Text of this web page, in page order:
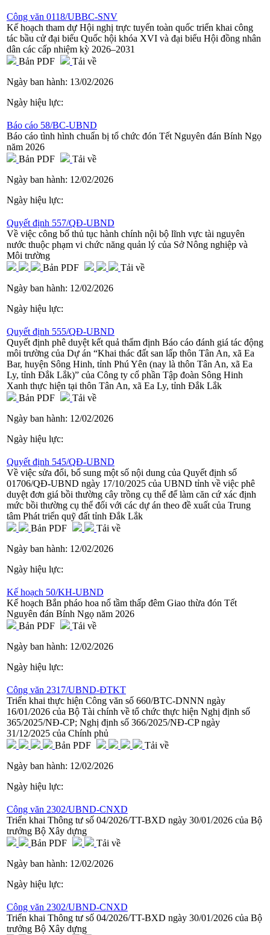
Công văn 0118/UBBC-SNV
Kế hoạch tham dự Hội nghị trực tuyến toàn quốc triển khai công
tác bầu cử đại biểu Quốc hội khóa XVI và đại biểu Hội đồng nhân
dân các cấp nhiệm kỳ 2026–2031
Bản PDF
Tải về
Ngày ban hành: 13/02/2026
Ngày hiệu lực:
Báo cáo 58/BC-UBND
Báo cáo tình hình chuẩn bị tổ chức đón Tết Nguyên đán Bính Ngọ
năm 2026
Bản PDF
Tải về
Ngày ban hành: 12/02/2026
Ngày hiệu lực:
Quyết định 557/QĐ-UBND
Về việc công bố thủ tục hành chính nội bộ lĩnh vực tài nguyên
nước thuộc phạm vi chức năng quản lý của Sở Nông nghiệp và
Môi trường
Bản PDF
Tải về
Ngày ban hành: 12/02/2026
Ngày hiệu lực:
Quyết định 555/QĐ-UBND
Quyết định phê duyệt kết quả thẩm định Báo cáo đánh giá tác động
môi trường của Dự án “Khai thác đất san lấp thôn Tân An, xã Ea
Bar, huyện Sông Hinh, tỉnh Phú Yên (nay là thôn Tân An, xã Ea
Ly, tỉnh Đắk Lắk)” của Công ty cổ phần Tập đoàn Sông Hinh
Xanh thực hiện tại thôn Tân An, xã Ea Ly, tỉnh Đắk Lắk
Bản PDF
Tải về
Ngày ban hành: 12/02/2026
Ngày hiệu lực:
Quyết định 545/QĐ-UBND
Về việc sửa đổi, bổ sung một số nội dung của Quyết định số
01706/QĐ-UBND ngày 17/10/2025 của UBND tỉnh về việc phê
duyệt đơn giá bồi thường cây trồng cụ thể để làm căn cứ xác định
mức bồi thường cụ thể đối với các dự án theo đề xuất của Trung
tâm Phát triển quỹ đất tỉnh Đắk Lắk
Bản PDF
Tải về
Ngày ban hành: 12/02/2026
Ngày hiệu lực:
Kế hoạch 50/KH-UBND
Kế hoạch Bắn pháo hoa nổ tầm thấp đêm Giao thừa đón Tết
Nguyên đán Bính Ngọ năm 2026
Bản PDF
Tải về
Ngày ban hành: 12/02/2026
Ngày hiệu lực:
Công văn 2317/UBND-ĐTKT
Triển khai thực hiện Công văn số 660/BTC-DNNN ngày
16/01/2026 của Bộ Tài chính về tổ chức thực hiện Nghị định số
365/2025/NĐ-CP; Nghị định số 366/2025/NĐ-CP ngày
31/12/2025 của Chính phủ
Bản PDF
Tải về
Ngày ban hành: 12/02/2026
Ngày hiệu lực:
Công văn 2302/UBND-CNXD
Triển khai Thông tư số 04/2026/TT-BXD ngày 30/01/2026 của Bộ
trưởng Bộ Xây dựng
Bản PDF
Tải về
Ngày ban hành: 12/02/2026
Ngày hiệu lực:
Công văn 2302/UBND-CNXD
Triển khai Thông tư số 04/2026/TT-BXD ngày 30/01/2026 của Bộ
trưởng Bộ Xây dựng